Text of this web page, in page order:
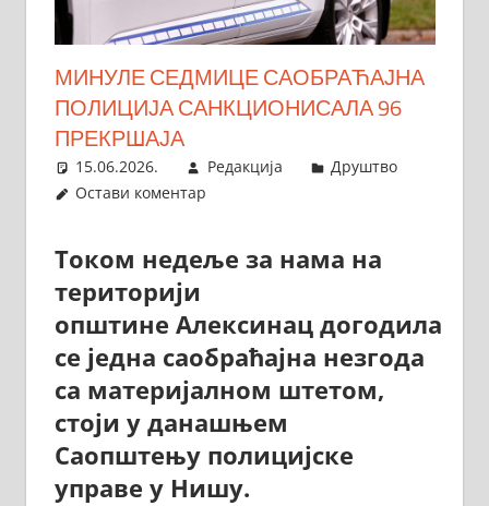
МИНУЛЕ СЕДМИЦЕ САОБРАЋАЈНА
ПОЛИЦИЈА САНКЦИОНИСАЛА 96
ПРЕКРШАЈА
15.06.2026. Редакција
Друштво
Остави коментар
Током недеље за нама на
територији
општине Алексинац догодила
се једна саобраћајна незгода
са материјалном штетом,
стоји у данашњем
Саопштењу полицијске
управе у Нишу.